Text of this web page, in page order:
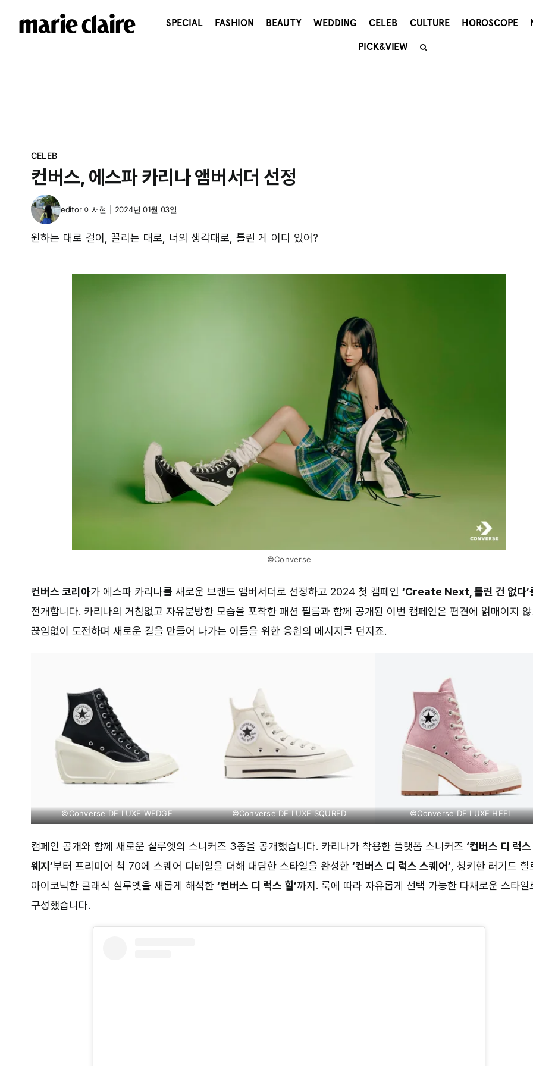
건
SPECIAL FASHION BEAUTY WEDDING CELEB CULTURE HOROSCOPE
PICK&VIEW
CELEB
컨버스, 에스파 카리나 앰버서더 선정
editor 이서현 2024년 01월 03일
원하는 대로 걸어, 끌리는 대로, 너의 생각대로, 틀린 게 어디 있어?
©Converse
컨버스 코리아가 에스파 카리나를 새로운 브랜드 앰버서더로 선정하고 2024 첫 캠페인 ‘Create Next, 틀린 건 없다’
전개합니다. 카리나의 거침없고 자유분방한 모습을 포착한 패션 필름과 함께 공개된 이번 캠페인은 편견에 얽매이지
끊임없이 도전하며 새로운 길을 만들어 나가는 이들을 위한 응원의 메시지를 던지죠.
©Converse DE LUXE WEDGE ©Converse DE LUXE SQURED ©Converse DE LUXE HEEL
캠페인 공개와 함께 새로운 실루엣의 스니커즈 3종을 공개했습니다. 카리나가 착용한 플랫폼 스니커즈 ‘컨버스 디 럭스
웨지’부터 프리미어 척 70에 스퀘어 디테일을 더해 대담한 스타일을 완성한 ‘컨버스 디 럭스 스퀘어’ , 청키한 러기드 힐
아이코닉한 클래식 실루엣을 새롭게 해석한 ‘컨버스 디 럭스 힐’까지. 룩에 따라 자유롭게 선택 가능한 다채로운 스타일
구성했습니다.